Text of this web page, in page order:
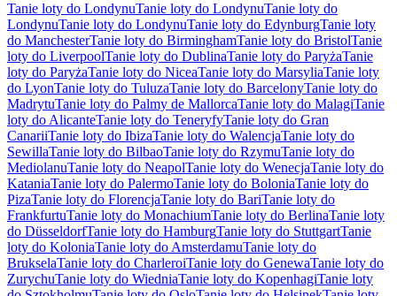
Tanie loty do LondynuTanie loty do LondynuTanie loty do
LondynuTanie loty do LondynuTanie loty do EdynburgTanie loty
do ManchesterTanie loty do BirminghamTanie loty do BristolTanie
loty do LiverpoolTanie loty do DublinaTanie loty do ParyżaTanie
loty do ParyżaTanie loty do NiceaTanie loty do MarsyliaTanie loty
do LyonTanie loty do TuluzaTanie loty do BarcelonyTanie loty do
MadrytuTanie loty do Palmy de MallorcaTanie loty do MalagiTanie
loty do AlicanteTanie loty do TeneryfyTanie loty do Gran
CanariiTanie loty do IbizaTanie loty do WalencjaTanie loty do
SewillaTanie loty do BilbaoTanie loty do RzymuTanie loty do
MediolanuTanie loty do NeapolTanie loty do WenecjaTanie loty do
KataniaTanie loty do PalermoTanie loty do BoloniaTanie loty do
PizaTanie loty do FlorencjaTanie loty do BariTanie loty do
FrankfurtuTanie loty do MonachiumTanie loty do BerlinaTanie loty
do DüsseldorfTanie loty do HamburgTanie loty do StuttgartTanie
loty do KoloniaTanie loty do AmsterdamuTanie loty do
BrukselaTanie loty do CharleroiTanie loty do GenewaTanie loty do
ZurychuTanie loty do WiedniaTanie loty do KopenhagiTanie loty